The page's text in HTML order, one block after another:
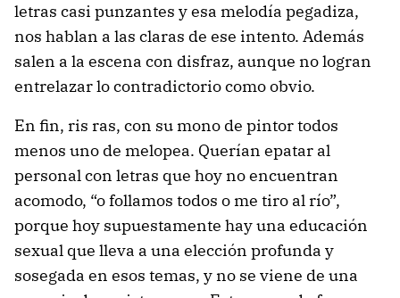
letras casi punzantes y esa melodía pegadiza,
nos hablan a las claras de ese intento. Además
salen a la escena con disfraz, aunque no logran
entrelazar lo contradictorio como obvio.
En fin, ris ras, con su mono de pintor todos
menos uno de melopea. Querían epatar al
personal con letras que hoy no encuentran
acomodo, “o follamos todos o me tiro al río”,
porque hoy supuestamente hay una educación
sexual que lleva a una elección profunda y
sosegada en esos temas, y no se viene de una